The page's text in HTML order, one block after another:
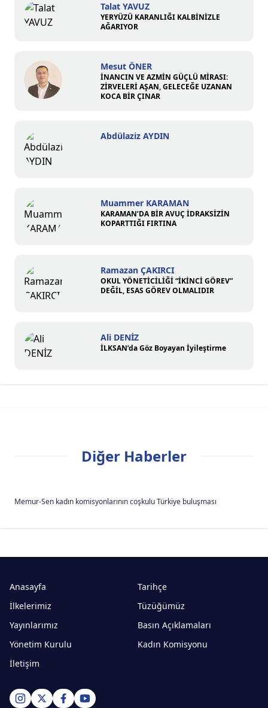
Talat YAVUZ
YERYÜZÜ KARANLIĞI KALBİNİZLE
AĞARIYOR
Mesut ÖNER
İNANCIN VE AZMİN GÜÇLÜ MİRASI:
ZİRVELERİ AŞAN, GELECEĞE UZANAN
KOCA BİR ÇINAR
Abdülaziz AYDIN
Muammer KARAMAN
KARAMAN’DA BİR AVUÇ İDRAKSİZİN
KOPARTTIĞI FIRTINA
Ramazan ÇAKIRCI
OKUL YÖNETİCİLİĞİ “İKİNCİ GÖREV”
DEĞİL, ESAS GÖREV OLMALIDIR
Ali DENİZ
İLKSAN’da Göz Boyayan İyileştirme
Diğer Haberler
Memur-Sen kadın komisyonlarının coşkulu Türkiye buluşması
Anasayfa
Tarihçe
İlkelerimiz
Tüzüğümüz
Yayınlarımız
Basın Açıklamaları
Yönetim Kurulu
Kadın Komisyonu
İletişim